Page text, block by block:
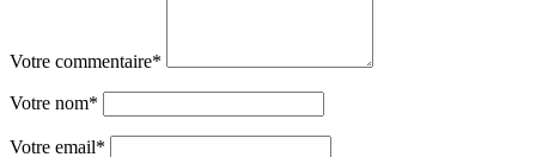
Votre commentaire*
Votre nom*
Votre email*